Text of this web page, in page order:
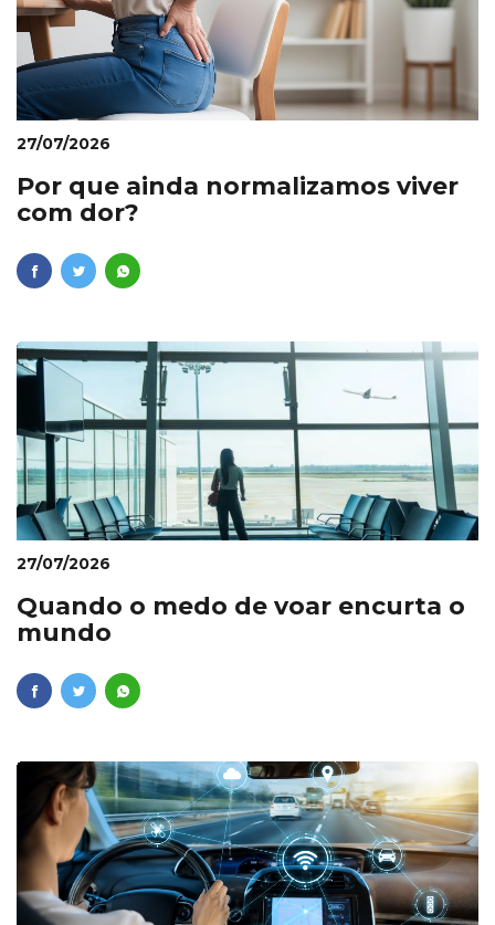
27/07/2026
Por que ainda normalizamos viver
com dor?
27/07/2026
Quando o medo de voar encurta o
mundo